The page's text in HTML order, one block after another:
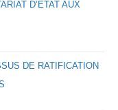
D’ÉTAT AUX
DE RATIFICATION